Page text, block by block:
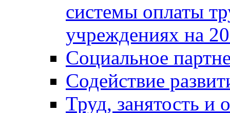
системы оплаты
учреждениях на
Социальное
Содействие
Труд, занятость и